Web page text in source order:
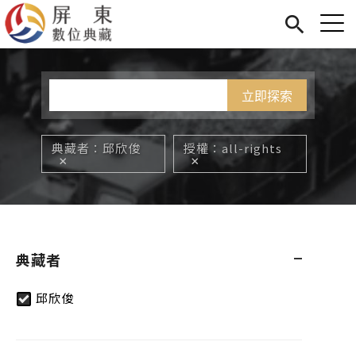
展覽
關於我們
Jump to Main content
您在這裡
典藏者 邱欣俊 授權 all-rights
典藏者
邱欣俊